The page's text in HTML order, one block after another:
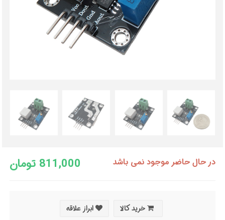
811,000 تومان در حال حاضر موجود نمی باشد
خرید کالا ابراز علاقه